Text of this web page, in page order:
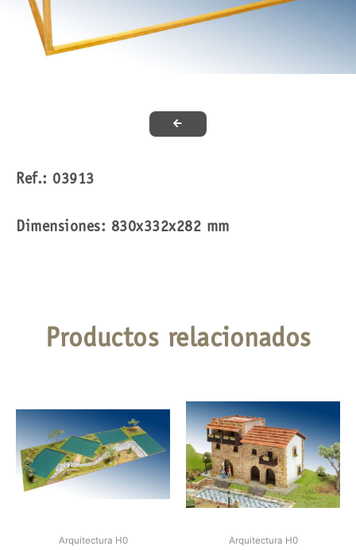
Ref.: 03913
Dimensiones: 830x332x282 mm
Productos relacionados
Arquitectura H0 Arquitectura H0